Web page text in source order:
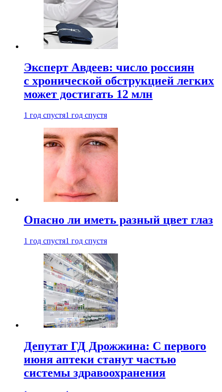
Эксперт Авдеев: число россиян
с хронической обструкцией легких
может достигать 12 млн
1 год спустя1 год спустя
Опасно ли иметь разный цвет глаз
1 год спустя1 год спустя
Депутат ГД Дрожжина: С первого
июня аптеки станут частью
системы здравоохранения